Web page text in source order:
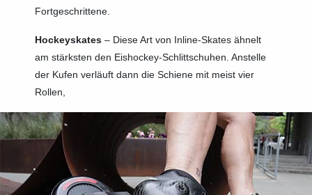
Fortgeschrittene.
Hockeyskates – Diese Art von Inline-Skates ähnelt
am stärksten den Eishockey-Schlittschuhen. Anstelle
der Kufen verläuft dann die Schiene mit meist vier
Rollen,